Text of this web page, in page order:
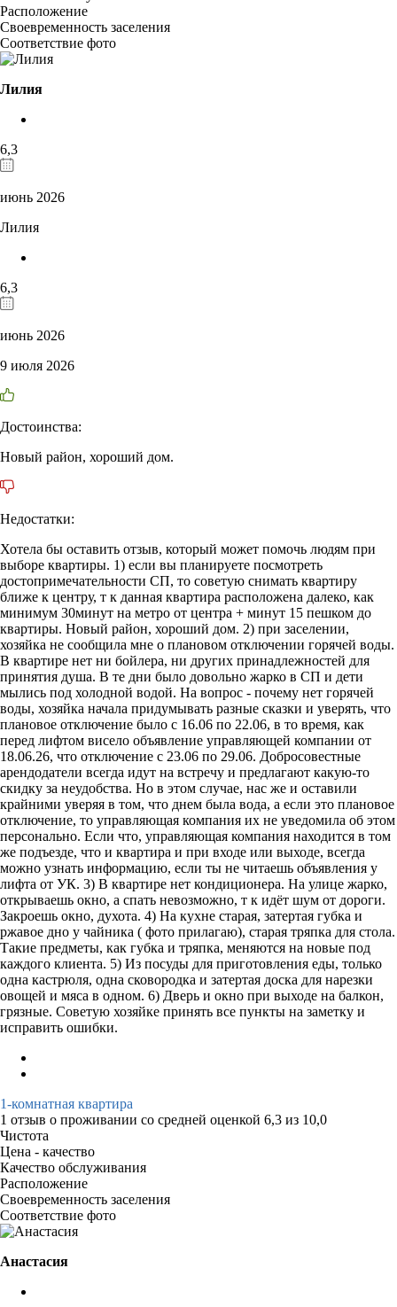
Расположение
Своевременность заселения
Соответствие фото
Лилия
6,3
июнь 2026
Лилия
6,3
июнь 2026
9 июля 2026
Достоинства:
Новый район, хороший дом.
Недостатки:
Хотела бы оставить отзыв, который может помочь людям при
выборе квартиры. 1) если вы планируете посмотреть
достопримечательности СП, то советую снимать квартиру
ближе к центру, т к данная квартира расположена далеко, как
минимум 30минут на метро от центра + минут 15 пешком до
квартиры. Новый район, хороший дом. 2) при заселении,
хозяйка не сообщила мне о плановом отключении горячей воды.
В квартире нет ни бойлера, ни других принадлежностей для
принятия душа. В те дни было довольно жарко в СП и дети
мылись под холодной водой. На вопрос - почему нет горячей
воды, хозяйка начала придумывать разные сказки и уверять, что
плановое отключение было с 16.06 по 22.06, в то время, как
перед лифтом висело объявление управляющей компании от
18.06.26, что отключение с 23.06 по 29.06. Добросовестные
арендодатели всегда идут на встречу и предлагают какую-то
скидку за неудобства. Но в этом случае, нас же и оставили
крайними уверяя в том, что днем была вода, а если это плановое
отключение, то управляющая компания их не уведомила об этом
персонально. Если что, управляющая компания находится в том
же подъезде, что и квартира и при входе или выходе, всегда
можно узнать информацию, если ты не читаешь объявления у
лифта от УК. 3) В квартире нет кондиционера. На улице жарко,
открываешь окно, а спать невозможно, т к идёт шум от дороги.
Закроешь окно, духота. 4) На кухне старая, затертая губка и
ржавое дно у чайника ( фото прилагаю), старая тряпка для стола.
Такие предметы, как губка и тряпка, меняются на новые под
каждого клиента. 5) Из посуды для приготовления еды, только
одна кастрюля, одна сковородка и затертая доска для нарезки
овощей и мяса в одном. 6) Дверь и окно при выходе на балкон,
грязные. Советую хозяйке принять все пункты на заметку и
исправить ошибки.
1-комнатная квартира
1 отзыв о проживании со средней оценкой 6,3 из 10,0
Чистота
Цена - качество
Качество обслуживания
Расположение
Своевременность заселения
Соответствие фото
Анастасия